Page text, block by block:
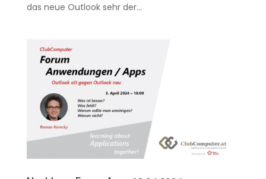
das neue Outlook sehr der...